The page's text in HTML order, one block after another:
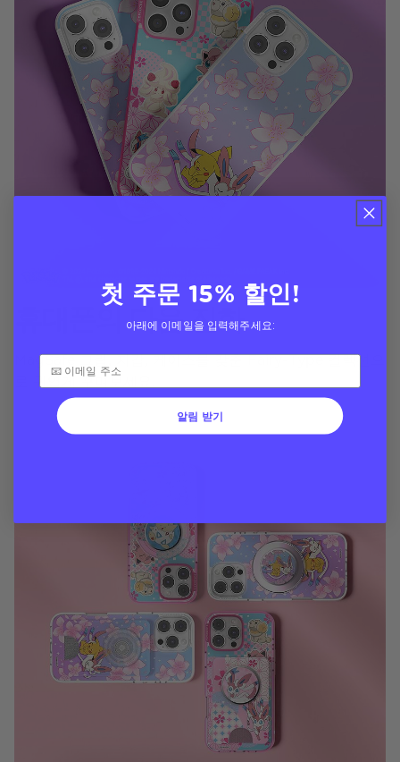
휴대폰의 다음 진화
MagSafe 그립, 지갑, 케이스를 갖춘 Fairy-Type 컬렉션으
로 귀엽게 꾸며보세요.
첫 주문 15% 할인!
아래에 이메일을 입력해주세요:
알림 받기